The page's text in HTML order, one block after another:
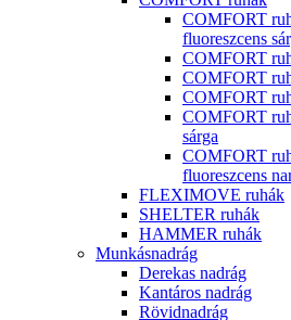
COMFORT
fluoreszcens
COMFORT
COMFORT
COMFORT
COMFORT
sárga
COMFORT
fluoreszcens
FLEXIMOVE ruhák
SHELTER ruhák
HAMMER ruhák
Munkásnadrág
Derekas nadrág
Kantáros nadrág
Rövidnadrág